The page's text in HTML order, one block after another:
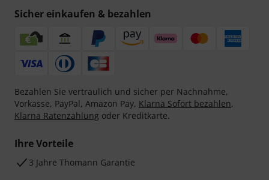
Sicher einkaufen & bezahlen
Bezahlen Sie vertraulich und sicher per Nachnahme,
Vorkasse, PayPal, Amazon Pay, Klarna Sofort bezahlen,
Klarna Ratenzahlung oder Kreditkarte.
Ihre Vorteile
3 Jahre Thomann Garantie